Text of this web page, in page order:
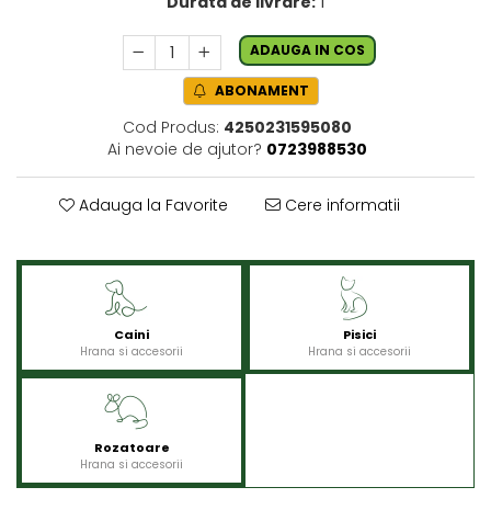
ADAUGA IN COS
ABONAMENT
Cod Produs: 4250231595080
Ai nevoie de ajutor? 0723988530
Adauga la Favorite Cere informatii
Caini
Hrana si accesorii
Pisici
Hrana si accesorii
Rozatoare
Hrana si accesorii